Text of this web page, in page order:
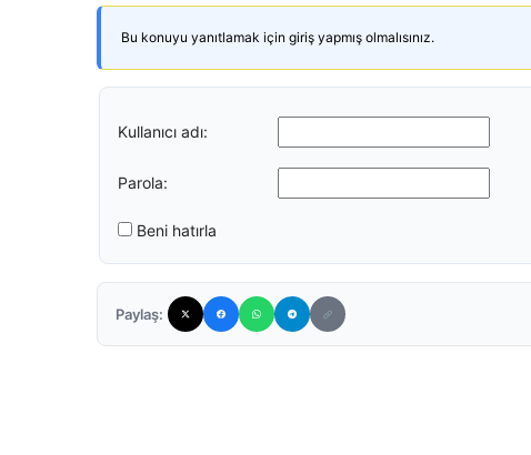
Bu konuyu yanıtlamak için giriş yapmış olmalısınız.
Kullanıcı adı:
Parola:
Beni hatırla
Paylaş: